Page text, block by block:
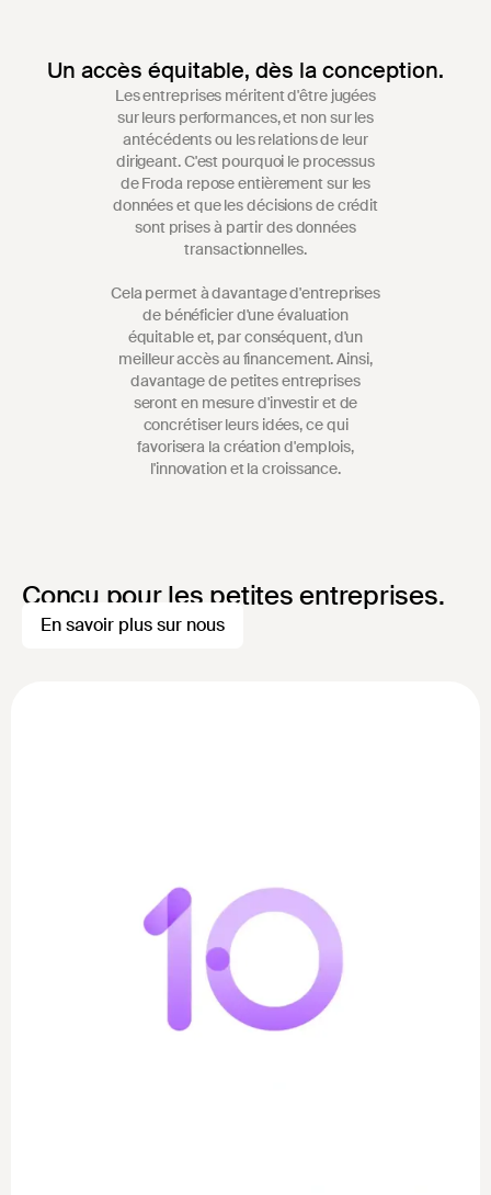
Un accès équitable, dès la conception.
Les entreprises méritent d'être jugées
sur leurs performances, et non sur les
antécédents ou les relations de leur
dirigeant. C'est pourquoi le processus
de Froda repose entièrement sur les
données et que les décisions de crédit
sont prises à partir des données
transactionnelles.
Cela permet à davantage d'entreprises
de bénéficier d'une évaluation
équitable et, par conséquent, d'un
meilleur accès au financement. Ainsi,
davantage de petites entreprises
seront en mesure d'investir et de
concrétiser leurs idées, ce qui
favorisera la création d'emplois,
l'innovation et la croissance.
Conçu pour les petites entreprises.
En savoir plus sur nous